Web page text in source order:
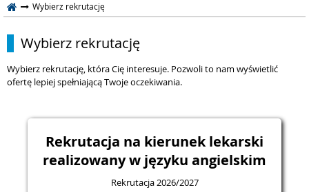
Wybierz rekrutację
Wybierz rekrutację
Wybierz rekrutację, która Cię interesuje. Pozwoli to nam wyświetlić
ofertę lepiej spełniającą Twoje oczekiwania.
Rekrutacja na kierunek lekarski
realizowany w języku angielskim
Rekrutacja 2026/2027